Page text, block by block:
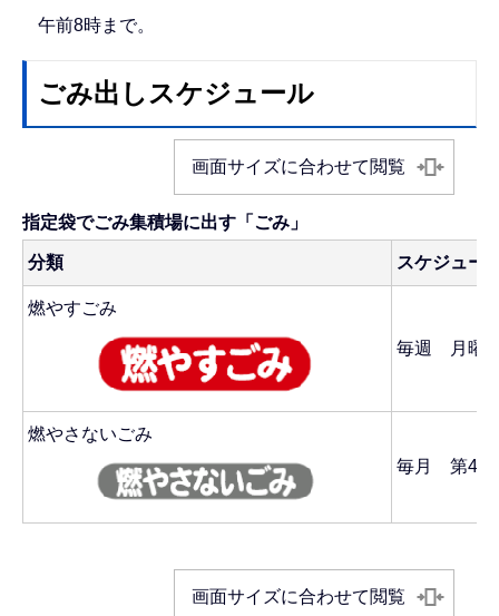
午前8時まで。
ごみ出しスケジュール
画面サイズに合わせて閲覧
指定袋でごみ集積場に出す「ごみ」
分類 スケジュー
燃やすごみ
毎週 月曜
燃やさないごみ
毎月 第4土
画面サイズに合わせて閲覧